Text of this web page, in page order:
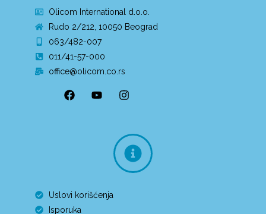
Olicom International d.o.o.
Rudo 2/212, 10050 Beograd
063/482-007
011/41-57-000
office@olicom.co.rs
Uslovi korišćenja
Isporuka